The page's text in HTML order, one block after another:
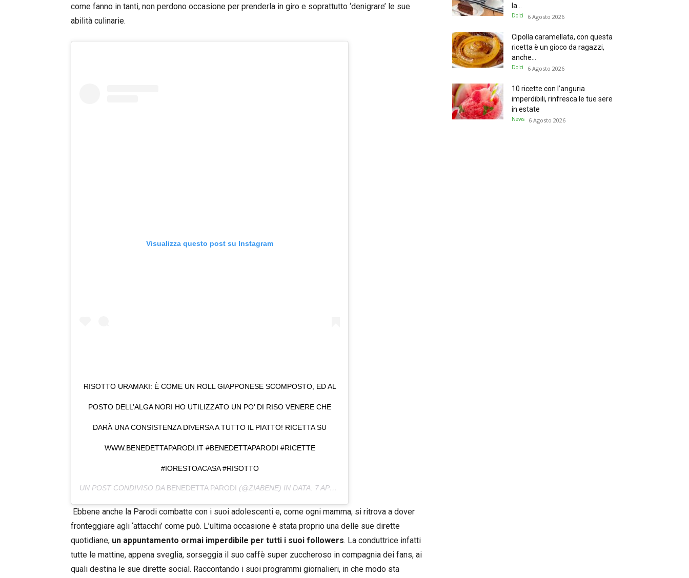
come fanno in tanti, non perdono occasione per prenderla in giro e soprattutto ‘denigrare’ le sue
abilità culinarie.
Visualizza questo post su Instagram
RISOTTO URAMAKI: È COME UN ROLL GIAPPONESE SCOMPOSTO, ED AL
POSTO DELL’ALGA NORI HO UTILIZZATO UN PO’ DI RISO VENERE CHE
DARÀ UNA CONSISTENZA DIVERSA A TUTTO IL PIATTO! RICETTA SU
WWW.BENEDETTAPARODI.IT #BENEDETTAPARODI #RICETTE
#IORESTOACASA #RISOTTO
UN POST CONDIVISO DA BENEDETTA PARODI (@ZIABENE) IN DATA: 7 APR 2020 ALLE ORE 9:32 PDT
Ebbene anche la Parodi combatte con i suoi adolescenti e, come ogni mamma, si ritrova a dover
fronteggiare agli ‘attacchi’ come può. L’ultima occasione è stata proprio una delle sue dirette
quotidiane, un appuntamento ormai imperdibile per tutti i suoi followers. La conduttrice infatti
tutte le mattine, appena sveglia, sorseggia il suo caffè super zuccheroso in compagnia dei fans, ai
quali destina le sue dirette social. Raccontando i suoi programmi giornalieri, in che modo sta
la...
Dolci 6 Agosto 2026
Cipolla caramellata, con questa
ricetta è un gioco da ragazzi,
anche...
Dolci 6 Agosto 2026
10 ricette con l’anguria
imperdibili, rinfresca le tue sere
in estate
News 6 Agosto 2026